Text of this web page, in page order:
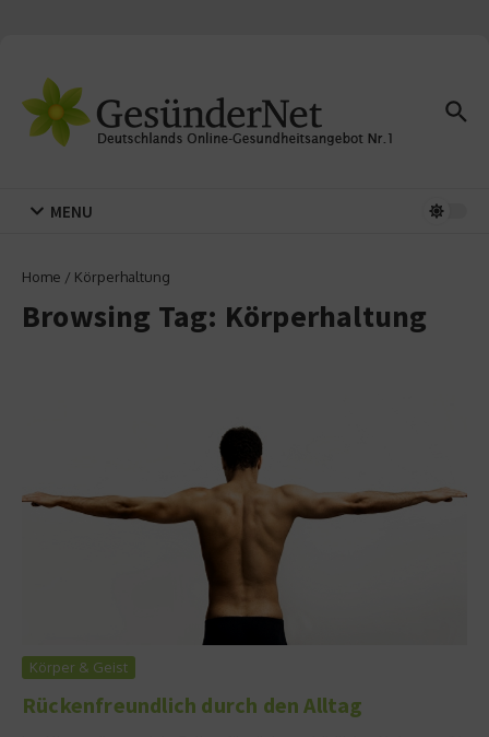
MENU
Home / Körperhaltung
Browsing Tag: Körperhaltung
Körper & Geist
Rückenfreundlich durch den Alltag